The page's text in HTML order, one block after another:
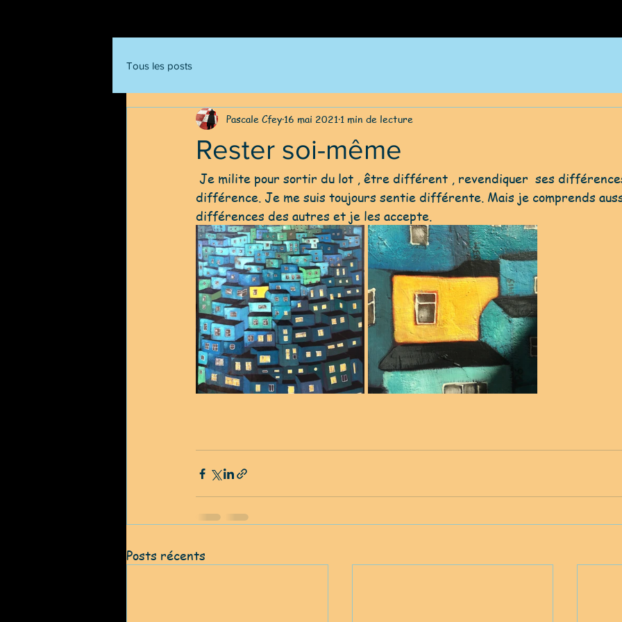
Tous les posts
Rester soi-même
Pascale Cfey 16 mai 2021 1 min de lecture
différence. Je me suis toujours sentie différente. Mais je comprends
différences des autres et je les accepte.
Posts récents